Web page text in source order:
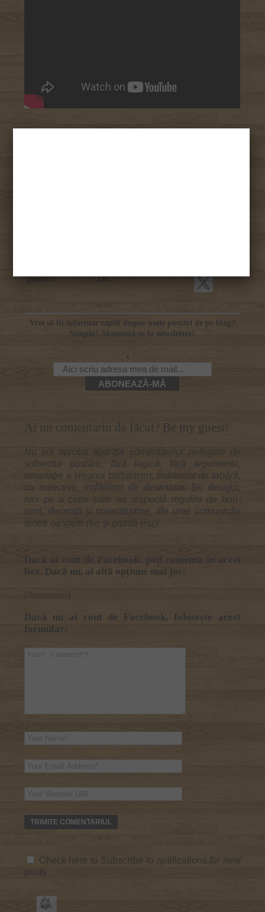
***
plăcut?
tăi!
Vrei să fii informat rapid despre noile postări de pe blog?
Simplu! Abonează-te la newsletter!
Ai un comentariu de făcut? Be my guest!
Nu voi aproba apariţia comentariilor nelegate de
subiectul postării, fără logică, fără argumente,
emanaţie a vreunui talibanism, indiferent de tabără,
cu invective, indiferent de destinatar. Și, desigur,
nici pe a celor care nu respectă regulile de bun-
simţ, decenţă şi corectitudine, ale unei comunicări
dintre oaspete (tu) şi gazdă (eu)!
Dacă ai cont de Facebook, poți comenta în acest
box. Dacă nu, ai altă opțiune mai jos:
[fbcomments]
Dacă nu ai cont de Facebook, folosește acest
formular:
Check here to Subscribe to notifications for new
posts